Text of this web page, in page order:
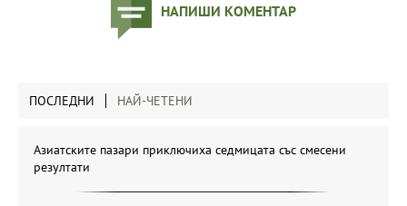
НАПИШИ КОМЕНТАР
ПОСЛЕДНИ НАЙ-ЧЕТЕНИ
Азиатските пазари приключиха седмицата със смесени
резултати